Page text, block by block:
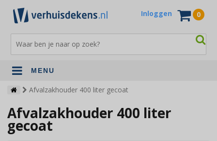
Inloggen 0
MENU
Verhuisdekens
Opslagdekens
Terrasdekens
Afvalzakhouder 400 liter gecoat
Afvalzakhouder 400 liter
gecoat